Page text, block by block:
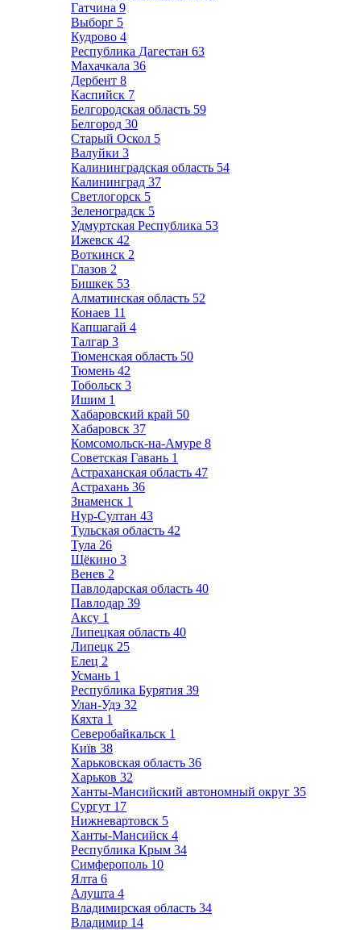
Гатчина 9
Выборг 5
Кудрово 4
Республика Дагестан 63
Махачкала 36
Дербент 8
Каспийск 7
Белгородская область 59
Белгород 30
Старый Оскол 5
Валуйки 3
Калининградская область 54
Калининград 37
Светлогорск 5
Зеленоградск 5
Удмуртская Республика 53
Ижевск 42
Воткинск 2
Глазов 2
Бишкек 53
Алматинская область 52
Конаев 11
Капшагай 4
Талгар 3
Тюменская область 50
Тюмень 42
Тобольск 3
Ишим 1
Хабаровский край 50
Хабаровск 37
Комсомольск-на-Амуре 8
Советская Гавань 1
Астраханская область 47
Астрахань 36
Знаменск 1
Нур-Султан 43
Тульская область 42
Тула 26
Щёкино 3
Венев 2
Павлодарская область 40
Павлодар 39
Аксу 1
Липецкая область 40
Липецк 25
Елец 2
Усмань 1
Республика Бурятия 39
Улан-Удэ 32
Кяхта 1
Северобайкальск 1
Київ 38
Харьковская область 36
Харьков 32
Ханты-Мансийский автономный округ 35
Сургут 17
Нижневартовск 5
Ханты-Мансийск 4
Республика Крым 34
Симферополь 10
Ялта 6
Алушта 4
Владимирская область 34
Владимир 14